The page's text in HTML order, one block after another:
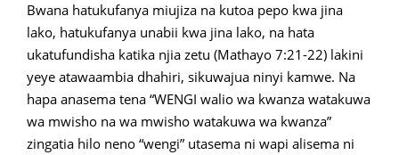
Bwana hatukufanya miujiza na kutoa pepo kwa jina
lako, hatukufanya unabii kwa jina lako, na hata
ukatufundisha katika njia zetu (Mathayo 7:21-22) lakini
yeye atawaambia dhahiri, sikuwajua ninyi kamwe. Na
hapa anasema tena “WENGI walio wa kwanza watakuwa
wa mwisho na wa mwisho watakuwa wa kwanza”
zingatia hilo neno “wengi” utasema ni wapi alisema ni